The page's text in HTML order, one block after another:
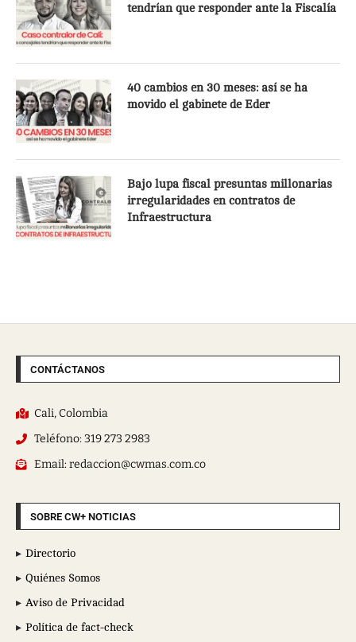
tendrían que responder ante la Fiscalía
40 cambios en 30 meses: así se ha
movido el gabinete de Eder
Bajo lupa fiscal presuntas millonarias
irregularidades en contratos de
Infraestructura
CONTÁCTANOS
Cali, Colombia
Teléfono: 319 273 2983
Email: redaccion@cwmas.com.co
SOBRE CW+ NOTICIAS
Directorio
Quiénes Somos
Aviso de Privacidad
Política de fact-check